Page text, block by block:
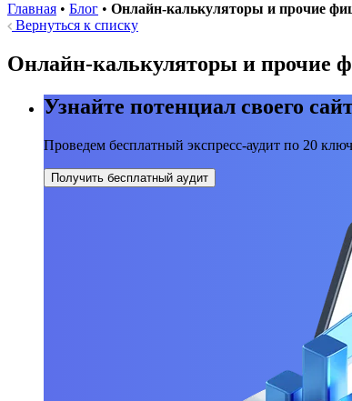
Главная • Блог • Онлайн-калькуляторы и прочие
Вернуться к списку
Онлайн-калькуляторы и прочие
Узнайте потенциал своего
Проведем бесплатный экспресс-аудит по 20
Получить бесплатный аудит